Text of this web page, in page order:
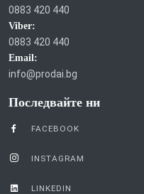
0883 420 440
Viber:
0883 420 440
Email:
info@prodai.bg
Последвайте ни
FACEBOOK
INSTAGRAM
LINKEDIN